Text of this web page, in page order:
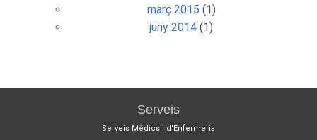
març 2015 (1)
juny 2014 (1)
Serveis
Serveis Mèdics i d'Enfermeria